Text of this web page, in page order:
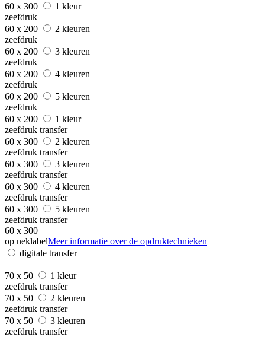
60 x 300
1 kleur
zeefdruk
60 x 200
2 kleuren
zeefdruk
60 x 200
3 kleuren
zeefdruk
60 x 200
4 kleuren
zeefdruk
60 x 200
5 kleuren
zeefdruk
60 x 200
1 kleur
zeefdruk transfer
60 x 300
2 kleuren
zeefdruk transfer
60 x 300
3 kleuren
zeefdruk transfer
60 x 300
4 kleuren
zeefdruk transfer
60 x 300
5 kleuren
zeefdruk transfer
60 x 300
op neklabelMeer informatie over de opdruktechnieken
digitale transfer
70 x 50
1 kleur
zeefdruk transfer
70 x 50
2 kleuren
zeefdruk transfer
70 x 50
3 kleuren
zeefdruk transfer